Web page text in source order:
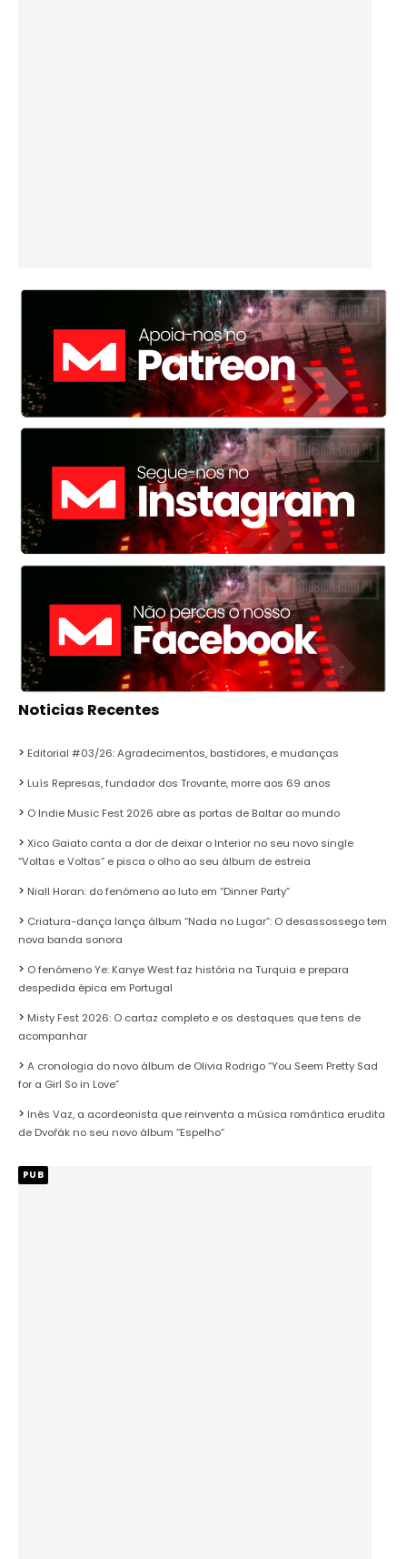
Noticias Recentes
Editorial #03/26: Agradecimentos, bastidores, e mudanças
Luís Represas, fundador dos Trovante, morre aos 69 anos
O Indie Music Fest 2026 abre as portas de Baltar ao mundo
Xico Gaiato canta a dor de deixar o Interior no seu novo single
“Voltas e Voltas” e pisca o olho ao seu álbum de estreia
Niall Horan: do fenómeno ao luto em “Dinner Party”
Criatura-dança lança álbum “Nada no Lugar”: O desassossego tem
nova banda sonora
O fenómeno Ye: Kanye West faz história na Turquia e prepara
despedida épica em Portugal
Misty Fest 2026: O cartaz completo e os destaques que tens de
acompanhar
A cronologia do novo álbum de Olivia Rodrigo “You Seem Pretty Sad
for a Girl So in Love”
Inês Vaz, a acordeonista que reinventa a música romântica erudita
de Dvořák no seu novo álbum “Espelho”
PUB